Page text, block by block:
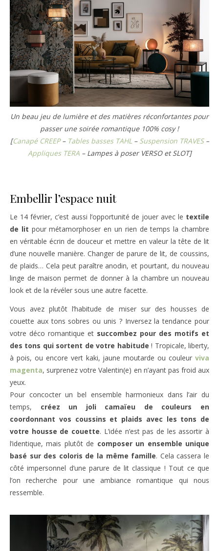
Un beau jeu de lumière et des matières réconfortantes pour
passer une soirée romantique 100% cosy !
[Canapé CREEP– Tables basses TAHL– Suspension TRAVES–
Appliques TERA– Lampes à poser VERSO et SLOT]
Embellir l’espace nuit
Le 14 février, c’est aussi l’opportunité de jouer avec le textile
de lit pour métamorphoser en un rien de temps la chambre
en véritable écrin de douceur et mettre en valeur la tête de lit
d’une nouvelle manière. Changer de parure de lit, de coussins,
de plaids… Cela peut paraître anodin, et pourtant, du nouveau
linge de maison permet de donner à la chambre un nouveau
look et de la révéler sous une autre facette.
Vous avez plutôt l’habitude de miser sur des housses de
couette aux tons sobres ou unis ? Inversez la tendance pour
votre déco romantique et succombez pour des motifs et
des tons qui sortent de votre habitude ! Tropicale, liberty,
à pois, ou encore vert kaki, jaune moutarde ou couleur viva
magenta, surprenez votre Valentin(e) en n’ayant pas froid aux
yeux.
Pour concocter un bel ensemble harmonieux dans l’air du
temps, créez un joli camaïeu de couleurs en
coordonnant vos coussins et plaids avec les tons de
votre housse de couette. L’idée n’est pas de les assortir à
l’identique, mais plutôt de composer un ensemble unique
basé sur des coloris de la même famille. Cela cassera le
côté impersonnel d’une parure de lit classique ! Tout ce que
l’on recherche pour une ambiance romantique qui nous
ressemble.